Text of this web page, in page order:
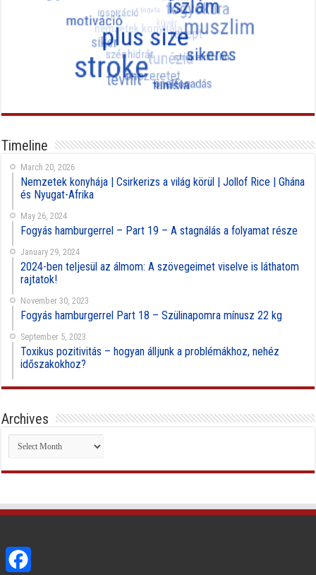
Timeline
March 20, 2026
Nemzetek konyhája | Csirkerizs a világ körül | Jollof Rice | Ghána
és Nyugat-Afrika
May 26, 2024
Fogyás hamburgerrel – Part 19 – A stagnálás a folyamat része
January 29, 2024
2024-ben teljesül az álmom: A szövegeimet viselve is láthatom
rajtatok!
November 30, 2023
Fogyás hamburgerrel Part 18 – Szülinapomra mínusz 22 kg
September 5, 2023
Toxikus pozitivitás – hogyan álljunk a problémákhoz, nehéz
időszakokhoz?
Archives
Archives